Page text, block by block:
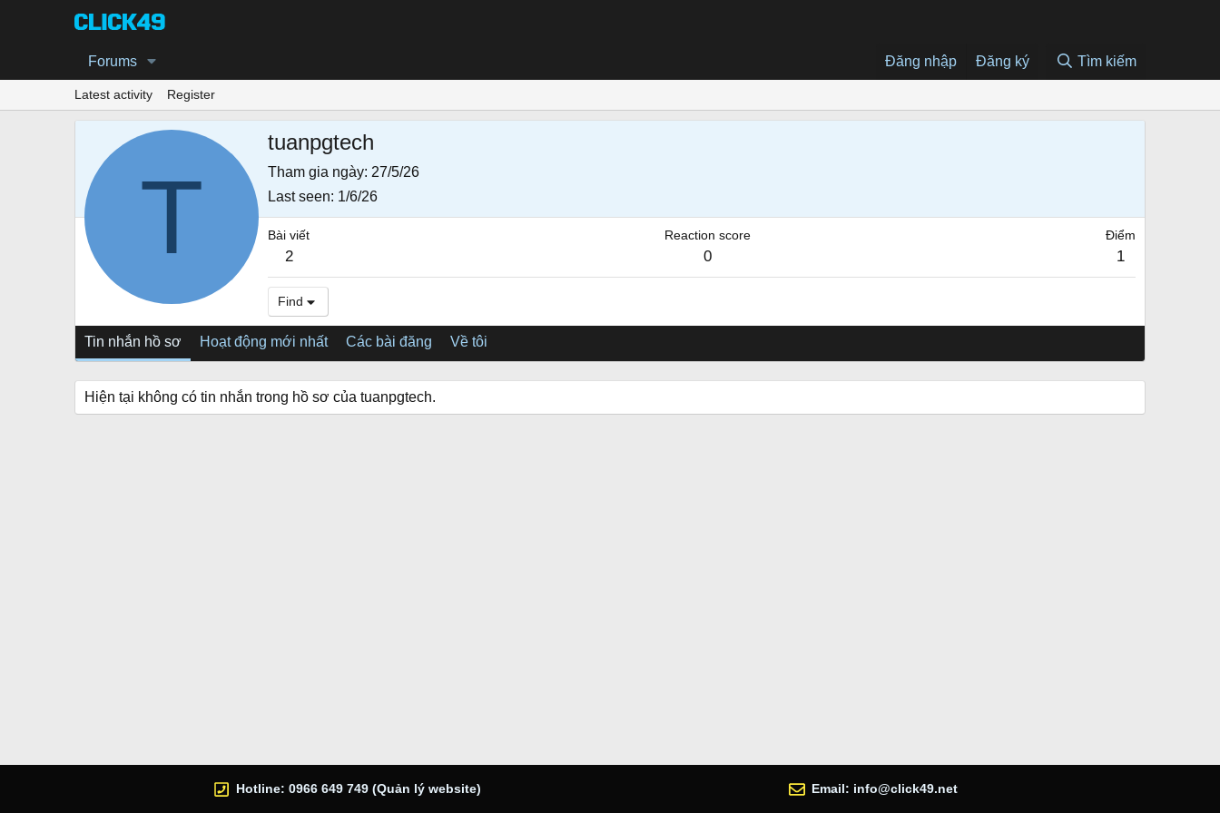
Forums Đăng nhập Đăng ký Tìm kiếm
Latest activity Register
T
tuanpgtech
Tham gia ngày 27/5/26
Last seen 1/6/26
Bài viết
2
Reaction score
0
Điểm
1
Find
Tin nhắn hồ sơ Hoạt động mới nhất Các bài đăng Về tôi
Hiện tại không có tin nhắn trong hồ sơ của tuanpgtech.
Hotline: 0966 649 749 (Quản lý website) Email: info@click49.net